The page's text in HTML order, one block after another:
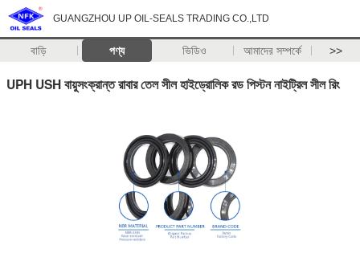
GUANGZHOU UP OIL-SEALS TRADING CO.,LTD
বাড়ি পণ্য ভিডিও আমাদের সম্পর্কে >>
UPH USH বায়ুসংক্রান্ত রাবার তেল সীল হাইড্রোলিক রড পিস্টন নাইট্রিল সীল রিং